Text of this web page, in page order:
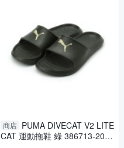
商店 PUMA DIVECAT V2 LITE
CAT 運動拖鞋 綠 386713-20